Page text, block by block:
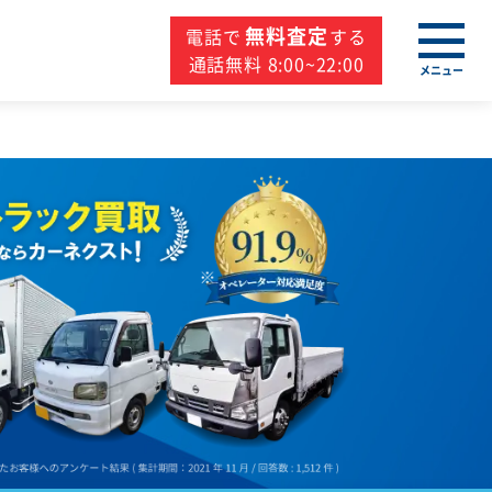
電話で 無料査定する
通話無料 8:00~22:00
メニュー